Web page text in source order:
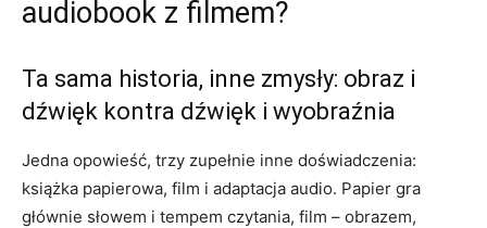
audiobook z filmem?
Ta sama historia, inne zmysły: obraz i
dźwięk kontra dźwięk i wyobraźnia
Jedna opowieść, trzy zupełnie inne doświadczenia:
książka papierowa, film i adaptacja audio. Papier gra
głównie słowem i tempem czytania, film – obrazem,